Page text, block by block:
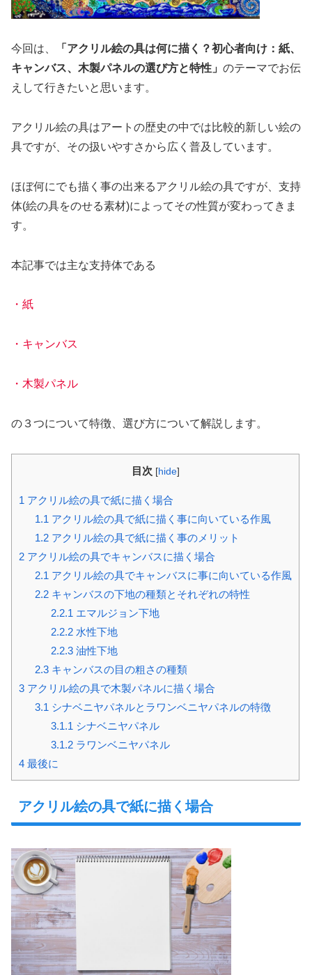
今回は、
「アクリル絵の具は何に描く？初心者向け：紙、
キャンバス、木製パネルの選び方と特性」 のテーマでお伝
えして行きたいと思います。
アクリル絵の具はアートの歴史の中では比較的新しい絵の
具ですが、その扱いやすさから広く普及しています。
ほぼ何にでも描く事の出来るアクリル絵の具ですが、支持
体(絵の具をのせる素材)によってその性質が変わってきま
す。
本記事では主な支持体である
・ 紙
・ キャンバス
・木製パネル
の３つについて特徴、選び方について解説します。
目次 [hide]
1 アクリル絵の具で紙に描く場合
1.1 アクリル絵の具で紙に描く事に向いている作風
1.2アクリル絵の具で紙に描く事のメリット
2 アクリル絵の具でキャンバスに描く場合
2.1 アクリル絵の具でキャンバスに事に向いている作風
2.2キャンバスの下地の種類とそれぞれの特性
2.2.1 エマルジョン下地
2.2.2水性下地
2.2.3油性下地
2.3キャンバスの目の粗さの種類
3 アクリル絵の具で木製パネルに描く場合
3.1 シナベニヤパネルとラワンベニヤパネルの特徴
3.1.1 シナベニヤパネル
3.1.2ラワンベニヤパネル
4 最後に
アクリル絵の具で紙に描く場合